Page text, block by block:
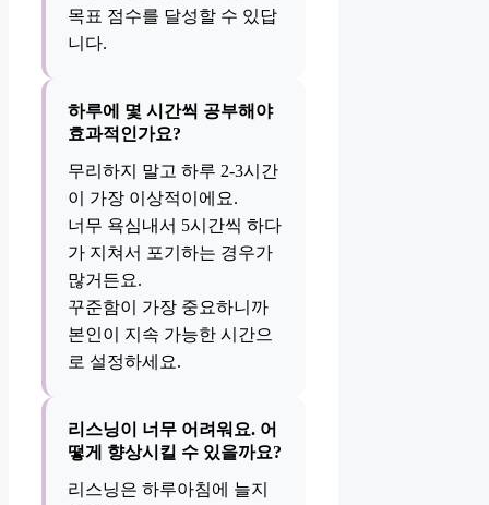
목표 점수를 달성할 수 있답
니다.
하루에 몇 시간씩 공부해야
효과적인가요?
무리하지 말고 하루 2-3시간
이 가장 이상적이에요.
너무 욕심내서 5시간씩 하다
가 지쳐서 포기하는 경우가
많거든요.
꾸준함이 가장 중요하니까
본인이 지속 가능한 시간으
로 설정하세요.
리스닝이 너무 어려워요. 어
떻게 향상시킬 수 있을까요?
리스닝은 하루아침에 늘지